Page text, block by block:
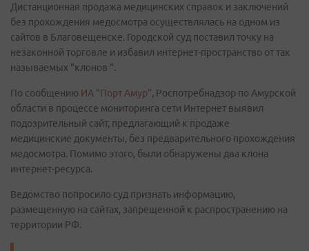
Дистанционная продажа медицинских справок и заключений
без прохождения медосмотра осуществлялась на одном из
сайтов в Благовещенске. Городской суд поставил точку на
незаконной торговле и избавил интернет-пространство от так
называемых "клонов ".
По сообщению ИА "Порт Амур", Роспотребнадзор по Амурской
области в процессе мониторинга сети Интернет выявил
подозрительный сайт, предлагающий к продаже
медицинские документы, без предварительного прохождения
медосмотра. Помимо этого, были обнаружены два клона
интернет-ресурса.
Ведомство попросило суд признать информацию,
размещенную на сайтах, запрещенной к распространению на
территории РФ.